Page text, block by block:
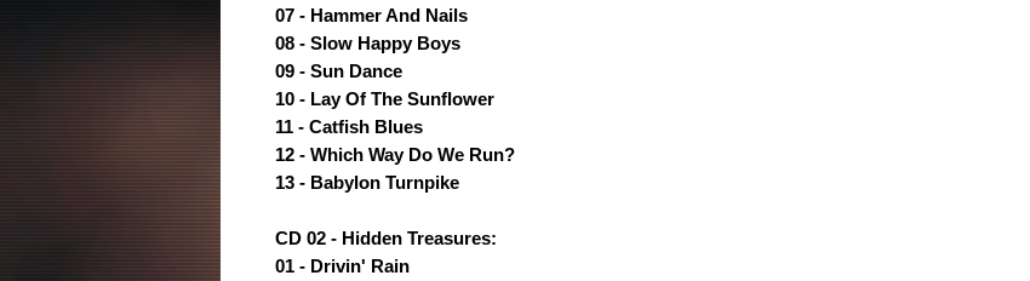
07 - Hammer And Nails
08 - Slow Happy Boys
09 - Sun Dance
10 - Lay Of The Sunflower
11 - Catfish Blues
12 - Which Way Do We Run?
13 - Babylon Turnpike
CD 02 - Hidden Treasures:
01 - Drivin' Rain